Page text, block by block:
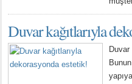
Duvar kağıtlarıyla